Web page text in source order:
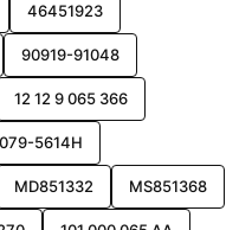
46451923
90919-91048
12 12 9 065 366
5614H
MD851332 MS851368